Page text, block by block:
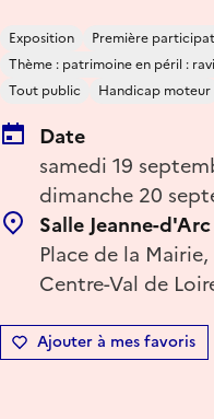
Exposition
Première
Thème : patrimoine en péril :
Tout public
Handicap moteur
Date
samedi 19
dimanche 20
Salle Jeanne-d'Arc
Place de la
Centre-Val de
Ajouter à mes favoris